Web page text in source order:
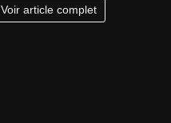
Voir article complet